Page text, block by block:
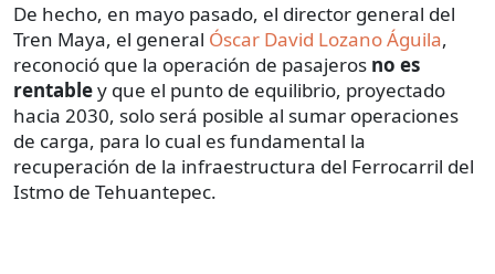
De hecho, en mayo pasado, el director general del
Tren Maya, el general Óscar David Lozano Águila,
reconoció que la operación de pasajeros no es
rentabley que el punto de equilibrio, proyectado
hacia 2030, solo será posible al sumar operaciones
de carga, para lo cual es fundamental la
recuperación de la infraestructura del Ferrocarril del
Istmo de Tehuantepec.